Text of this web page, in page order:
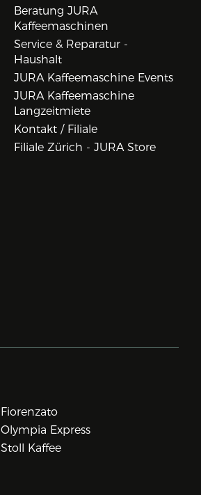
Beratung JURA
Kaffeemaschinen
Service & Reparatur -
Haushalt
JURA Kaffeemaschine Events
JURA Kaffeemaschine
Langzeitmiete
Kontakt / Filiale
Filiale Zürich - JURA Store
Fiorenzato
Olympia Express
Stoll Kaffee